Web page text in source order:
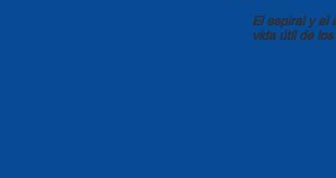
El espiral y el
vida útil de